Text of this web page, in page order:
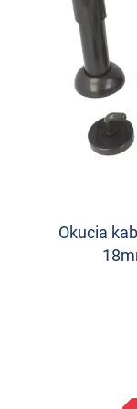
Okucia